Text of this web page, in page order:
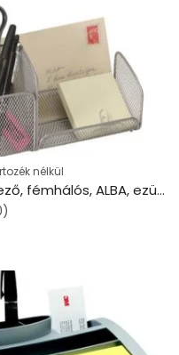
nélkül
Asztali rendező, fémhálós, ALBA, ezüst